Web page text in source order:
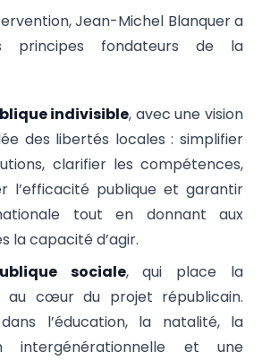
Jean-Michel Blanquer a
principes fondateurs de la
indivisible, avec une vision
des libertés locales : simplifier
clarifier les compétences,
l’efficacité publique et garantir
tout en donnant aux
la capacité d’agir.
sociale, qui place la
au cœur du projet républicain.
l’éducation, la natalité, la
intergénérationnelle et une